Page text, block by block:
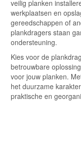
veilig planken
werkplaatsen en
gereedschappen of
plankdragers staan
ondersteuning.
Kies voor de
betrouwbare
voor jouw planken.
het duurzame
praktische en